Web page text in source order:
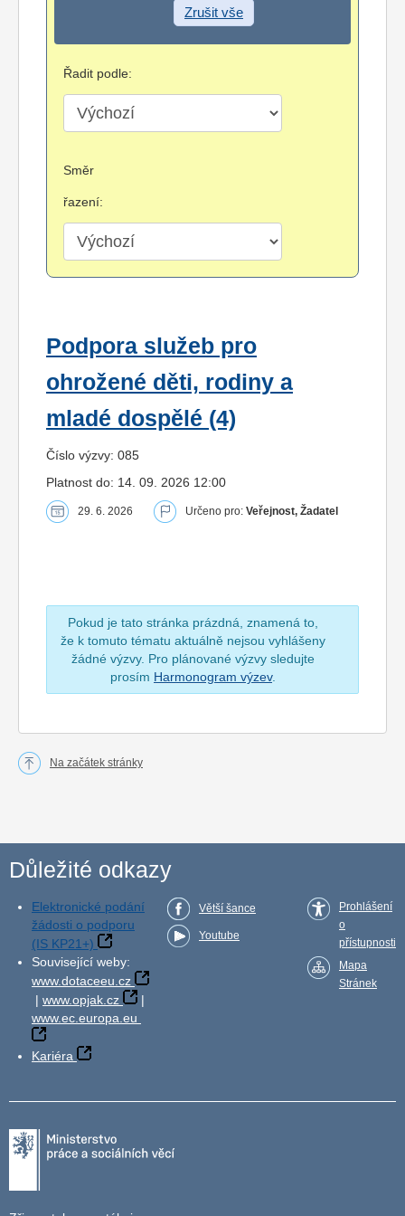
Zrušit vše
Řadit podle:
Směr
řazení:
Podpora služeb pro
ohrožené děti, rodiny a
mladé dospělé (4)
Číslo výzvy: 085
Platnost do: 14. 09. 2026 12:00
29. 6. 2026 Určeno pro: Veřejnost, Žadatel
Pokud je tato stránka prázdná, znamená to,
že k tomuto tématu aktuálně nejsou vyhlášeny
žádné výzvy. Pro plánované výzvy sledujte
prosím Harmonogram výzev.
Na začátek stránky
Důležité odkazy
Elektronické podání
žádosti o podporu
(IS KP21+)
Související weby:
www.dotaceeu.cz
| www.opjak.cz
|
www.ec.europa.eu
Kariéra
Větší šance
Youtube
Prohlášení
o
přístupnosti
Mapa
Stránek